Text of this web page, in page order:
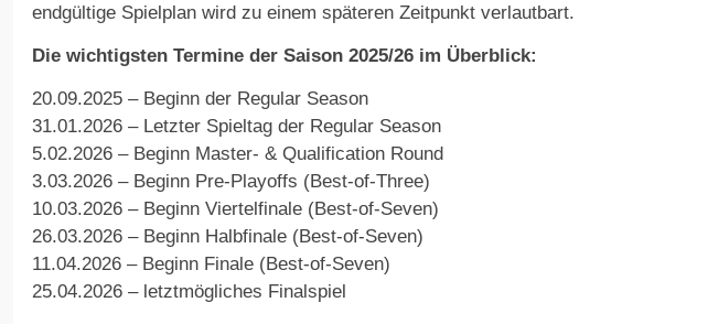
endgültige Spielplan wird zu einem späteren Zeitpunkt verlautbart.
Die wichtigsten Termine der Saison 2025/26 im Überblick:
20.09.2025 – Beginn der Regular Season
31.01.2026 – Letzter Spieltag der Regular Season
5.02.2026 – Beginn Master- & Qualification Round
3.03.2026 – Beginn Pre-Playoffs (Best-of-Three)
10.03.2026 – Beginn Viertelfinale (Best-of-Seven)
26.03.2026 – Beginn Halbfinale (Best-of-Seven)
11.04.2026 – Beginn Finale (Best-of-Seven)
25.04.2026 – letztmögliches Finalspiel